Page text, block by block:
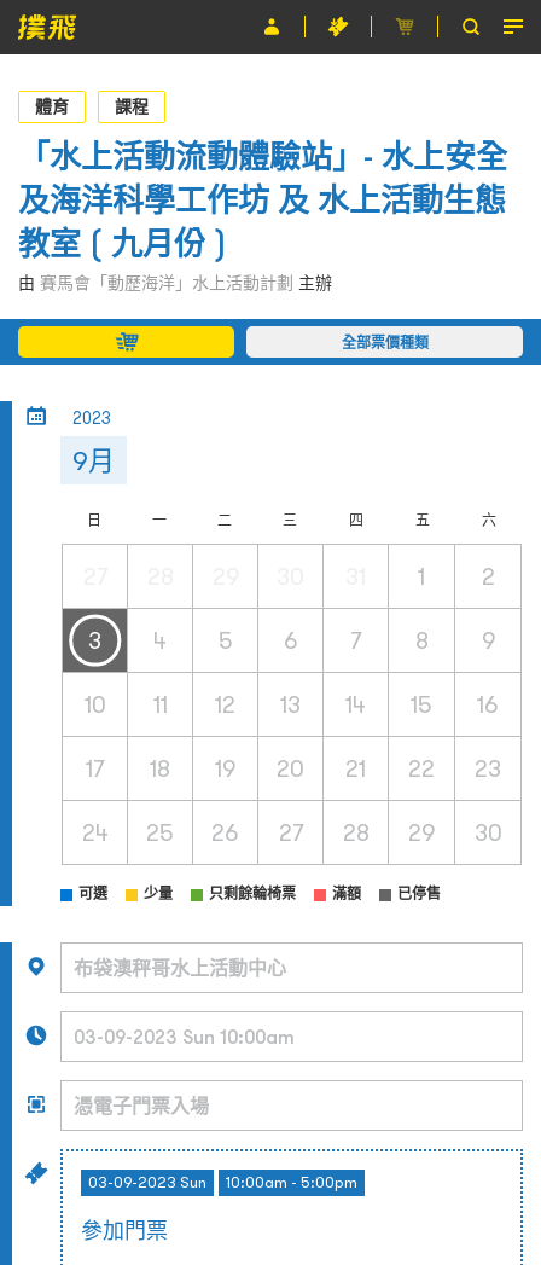
節目
主辦單位
關於撲飛
條款及細則
體育 課程
「水上活動流動體驗站」- 水上安全
及海洋科學工作坊 及 水上活動生態
教室 ( 九月份 )
由 賽馬會「動歷海洋」水上活動計劃 主辦
全部票價種類
2023
9月
日 一 二 三 四 五 六
1 2
3 4 5 6 7 8 9
10 11 12 13 14 15 16
17 18 19 20 21 22 23
24 25 26 27 28 29 30
可選 少量 只剩餘輪椅票 滿額 已停售
03-09-2023 Sun 10:00am - 5:00pm
參加門票